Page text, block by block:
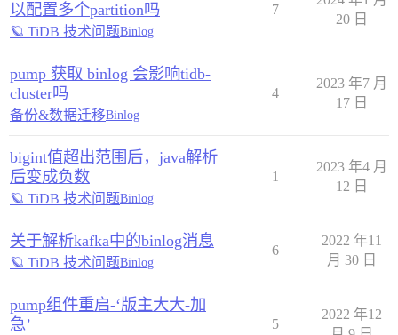
以配置多个partition吗
🪐 TiDB 技术问题Binlog
7
20 日
pump 获取 binlog 会影响tidb-
cluster吗
备份&数据迁移Binlog
4
2023 年7 月
17 日
bigint值超出范围后，java解析
后变成负数
🪐 TiDB 技术问题Binlog
1
2023 年4 月
12 日
关于解析kafka中的binlog消息
🪐 TiDB 技术问题Binlog
6
2022 年11
月 30 日
pump组件重启-‘版主大大-加
急’
5
2022 年12